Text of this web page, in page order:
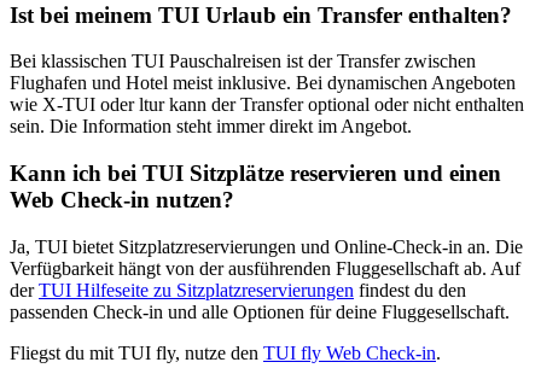
Ist bei meinem TUI Urlaub ein Transfer enthalten?
Bei klassischen TUI Pauschalreisen ist der Transfer zwischen
Flughafen und Hotel meist inklusive. Bei dynamischen Angeboten
wie X-TUI oder ltur kann der Transfer optional oder nicht enthalten
sein. Die Information steht immer direkt im Angebot.
Kann ich bei TUI Sitzplätze reservieren und einen
Web Check‑in nutzen?
Ja, TUI bietet Sitzplatzreservierungen und Online-Check-in an. Die
Verfügbarkeit hängt von der ausführenden Fluggesellschaft ab. Auf
derTUI Hilfeseite zu Sitzplatzreservierungen findest du den
passenden Check-in und alle Optionen für deine Fluggesellschaft.
Fliegst du mit TUI fly, nutze den TUI fly Web Check-in.